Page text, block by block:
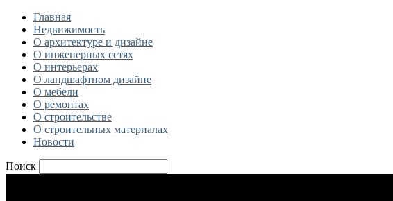
Главная
Недвижимость
О архитектуре и дизайне
О инженерных сетях
О интерьерах
О ландшафтном дизайне
О мебели
О ремонтах
О строительстве
О строительных материалах
Новости
Поиск